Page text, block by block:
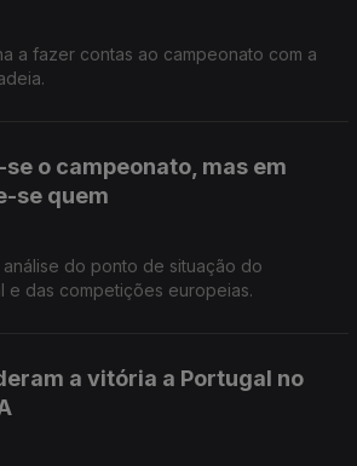
a fazer contas ao campeonato com a
o campeonato, mas em
se quem
análise do ponto de situação do
e das competições europeias.
a vitória a Portugal no